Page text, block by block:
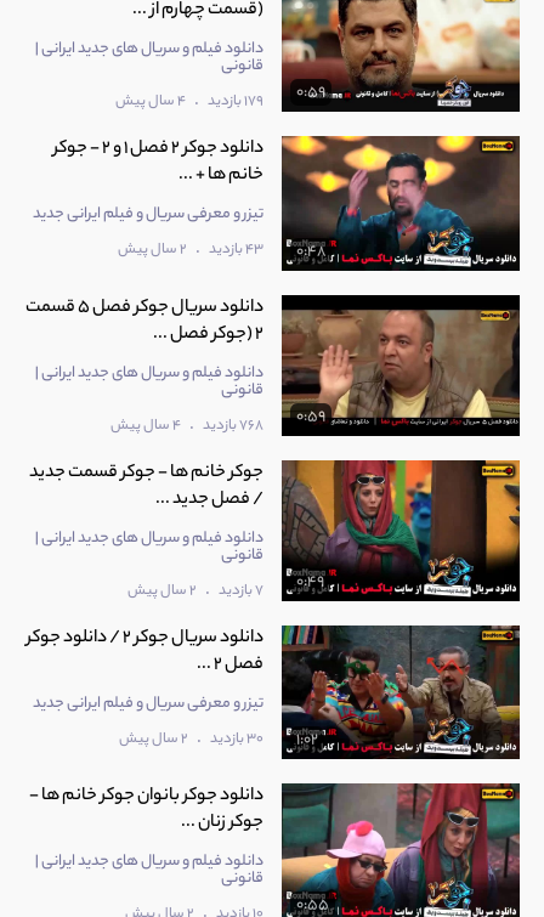
0:59
(قسمت چهارم از ...
دانلود فیلم و سریال های جدید ایرانی |
قانونی
179 بازدید . 4 سال پیش
0:48
دانلود جوکر 2 فصل 1 و 2 - جوکر
خانم ها + ...
تیزر و معرفی سریال و فیلم ایرانی جدید
43 بازدید . 2 سال پیش
0:59
دانلود سریال جوکر فصل 5 قسمت
2 (جوکر فصل ...
دانلود فیلم و سریال های جدید ایرانی |
قانونی
768 بازدید . 4 سال پیش
0:49
جوکر خانم ها - جوکر قسمت جدید
/ فصل جدید ...
دانلود فیلم و سریال های جدید ایرانی |
قانونی
7 بازدید . 2 سال پیش
1:02
دانلود سریال جوکر 2 / دانلود جوکر
فصل 2 ...
تیزر و معرفی سریال و فیلم ایرانی جدید
30 بازدید . 2 سال پیش
0:55
دانلود جوکر بانوان جوکر خانم ها -
جوکر زنان ...
دانلود فیلم و سریال های جدید ایرانی |
قانونی